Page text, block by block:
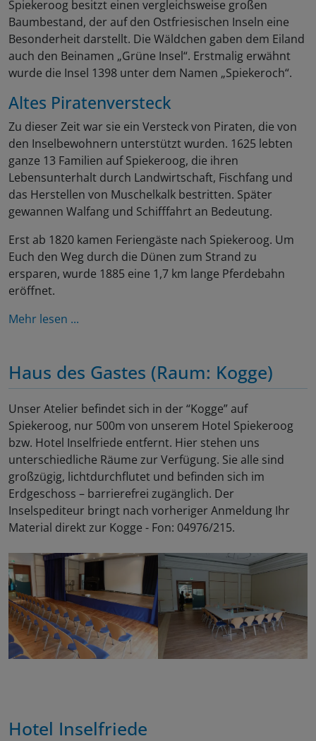
Spiekeroog besitzt einen vergleichsweise großen
Baumbestand, der auf den Ostfriesischen Inseln eine
Besonderheit darstellt. Die Wäldchen gaben dem Eiland
auch den Beinamen „Grüne Insel“. Erstmalig erwähnt
wurde die Insel 1398 unter dem Namen „Spiekeroch“.
Altes Piratenversteck
Zu dieser Zeit war sie ein Versteck von Piraten, die von
den Inselbewohnern unterstützt wurden. 1625 lebten
ganze 13 Familien auf Spiekeroog, die ihren
Lebensunterhalt durch Landwirtschaft, Fischfang und
das Herstellen von Muschelkalk bestritten. Später
gewannen Walfang und Schifffahrt an Bedeutung.
Erst ab 1820 kamen Feriengäste nach Spiekeroog. Um
Euch den Weg durch die Dünen zum Strand zu
ersparen, wurde 1885 eine 1,7 km lange Pferdebahn
eröffnet.
Mehr lesen ...
Haus des Gastes (Raum: Kogge)
Unser Atelier befindet sich in der “Kogge” auf
Spiekeroog, nur 500m von unserem Hotel Spiekeroog
bzw. Hotel Inselfriede entfernt. Hier stehen uns
unterschiedliche Räume zur Verfügung. Sie alle sind
großzügig, lichtdurchflutet und befinden sich im
Erdgeschoss – barrierefrei zugänglich. Der
Inselspediteur bringt nach vorheriger Anmeldung Ihr
Material direkt zur Kogge - Fon: 04976/215.
Hotel Inselfriede